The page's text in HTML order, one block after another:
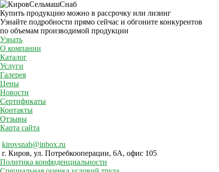
Купить продукцию можно в рассрочку или лизинг
Узнайте подробности прямо сейчас и обгоните конкурентов
по объемам производимой продукции
Узнать
О компании
Каталог
Услуги
Галерея
Цены
Новости
Сертификаты
Контакты
Отзывы
Карта сайта
kirovsnab@inbox.ru
г. Киров, ул. Потребкооперации, 6А, офис 105
Политика конфиденциальности